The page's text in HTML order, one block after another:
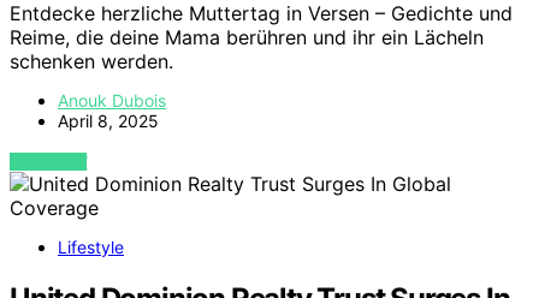
Entdecke herzliche Muttertag in Versen – Gedichte und
Reime, die deine Mama berühren und ihr ein Lächeln
schenken werden.
Anouk Dubois
April 8, 2025
VIEW POST
Lifestyle